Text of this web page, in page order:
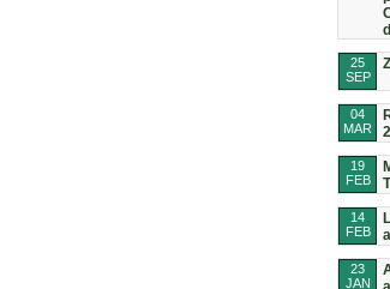
25
SEP
04
MAR
19
FEB
14
FEB
23
JAN